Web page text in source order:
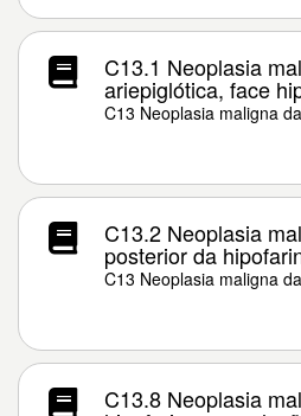
C13.1 Neoplasia
ariepiglótica, face
C13 Neoplasia maligna
C13.2 Neoplasia
posterior da
C13 Neoplasia maligna
C13.8 Neoplasia